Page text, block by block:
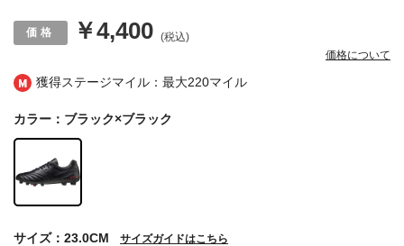
獲得ステージマイル：最大220マイル
￥4,400 (税込)
価格について
カラー：ブラック×ブラック
サイズ：23.0CM サイズガイドはこちら